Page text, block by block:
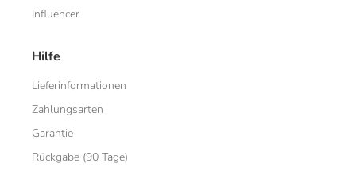
Influencer
Hilfe
Lieferinformationen
Zahlungsarten
Garantie
Rückgabe (90 Tage)